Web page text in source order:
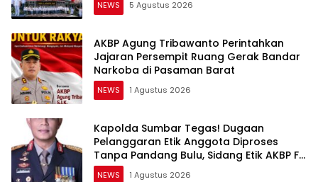
NEWS 5 Agustus 2026
AKBP Agung Tribawanto Perintahkan
Jajaran Persempit Ruang Gerak Bandar
Narkoba di Pasaman Barat
NEWS 1 Agustus 2026
Kapolda Sumbar Tegas! Dugaan
Pelanggaran Etik Anggota Diproses
Tanpa Pandang Bulu, Sidang Etik AKBP F
Dipercepat
NEWS 1 Agustus 2026